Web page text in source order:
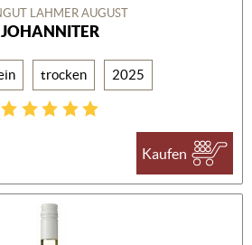
LAHMER AUGUST
JOHANNITER
trocken 2025
Kaufen